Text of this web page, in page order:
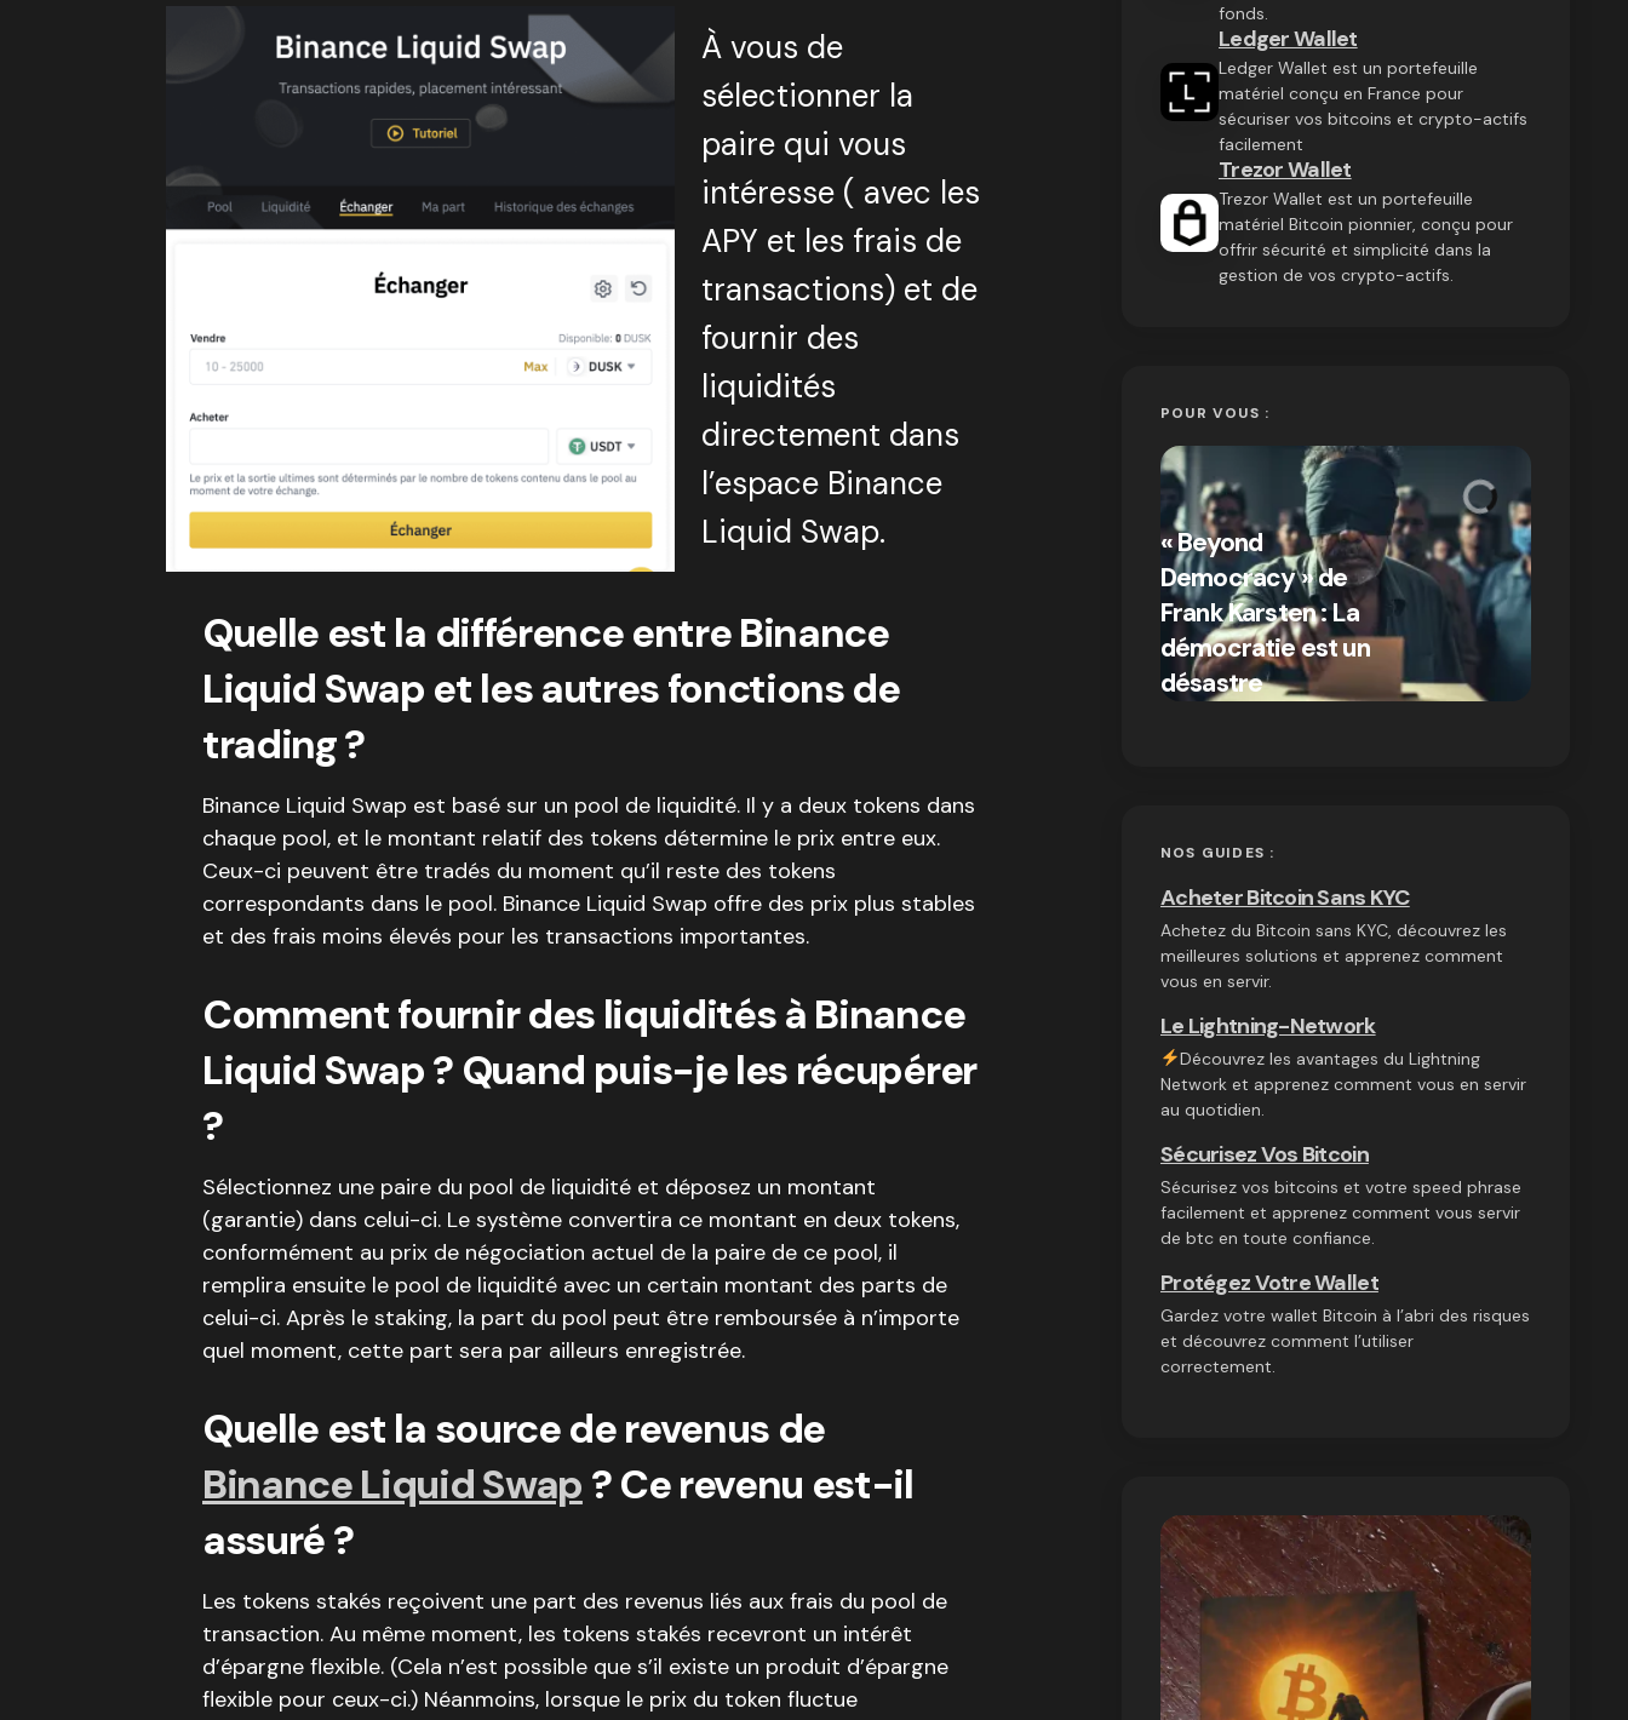
À vous de
sélectionner la
paire qui vous
intéresse ( avec les
APY et les frais de
transactions) et de
fournir des
liquidités
directement dans
l’espace Binance
Liquid Swap.
Quelle est la différence entre Binance
Liquid Swap et les autres fonctions de
trading ?
Binance Liquid Swap est basé sur un pool de liquidité. Il y a deux tokens dans
chaque pool, et le montant relatif des tokens détermine le prix entre eux.
Ceux-ci peuvent être tradés du moment qu’il reste des tokens
correspondants dans le pool. Binance Liquid Swap offre des prix plus stables
et des frais moins élevés pour les transactions importantes.
Comment fournir des liquidités à Binance
Liquid Swap ? Quand puis-je les récupérer
?
Sélectionnez une paire du pool de liquidité et déposez un montant
(garantie) dans celui-ci. Le système convertira ce montant en deux tokens,
conformément au prix de négociation actuel de la paire de ce pool, il
remplira ensuite le pool de liquidité avec un certain montant des parts de
celui-ci. Après le staking, la part du pool peut être remboursée à n’importe
quel moment, cette part sera par ailleurs enregistrée.
Quelle est la source de revenus de
Binance Liquid Swap ? Ce revenu est-il
assuré ?
Les tokens stakés reçoivent une part des revenus liés aux frais du pool de
transaction. Au même moment, les tokens stakés recevront un intérêt
d’épargne flexible. (Cela n’est possible que s’il existe un produit d’épargne
flexible pour ceux-ci.) Néanmoins, lorsque le prix du token fluctue
fonds.
Ledger Wallet
Ledger Wallet est un portefeuille
matériel conçu en France pour
sécuriser vos bitcoins et crypto-actifs
facilement
Trezor Wallet
Trezor Wallet est un portefeuille
matériel Bitcoin pionnier, conçu pour
offrir sécurité et simplicité dans la
gestion de vos crypto-actifs.
POUR VOUS :
« Beyond
Democracy » de
Frank Karsten : La
démocratie est un
désastre
on 03/10/2024
NOS GUIDES :
Acheter Bitcoin Sans KYC
Achetez du Bitcoin sans KYC, découvrez les
meilleures solutions et apprenez comment
vous en servir.
Le Lightning-Network
Découvrez les avantages du Lightning
Network et apprenez comment vous en servir
au quotidien.
Sécurisez Vos Bitcoin
Sécurisez vos bitcoins et votre speed phrase
facilement et apprenez comment vous servir
de btc en toute confiance.
Protégez Votre Wallet
Gardez votre wallet Bitcoin à l’abri des risques
et découvrez comment l’utiliser
correctement.